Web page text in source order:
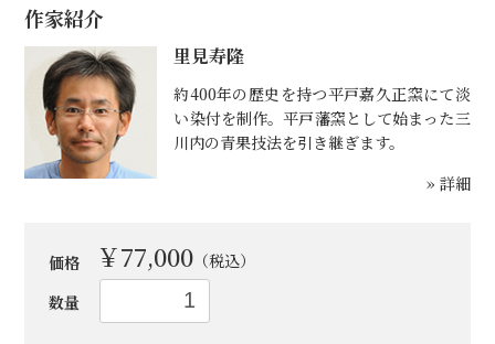
作家紹介
里見寿隆
約400年の歴史を持つ平戸嘉久正窯にて淡
い染付を制作。平戸藩窯として始まった三
川内の青果技法を引き継ぎます。
» 詳細
価格 ￥77,000 （税込）
数量
お買い物を続ける